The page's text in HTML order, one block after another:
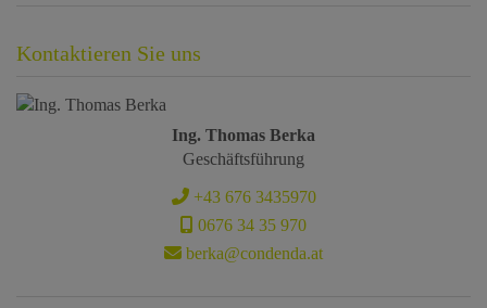
Kontaktieren Sie uns
Ing. Thomas Berka
Geschäftsführung
+43 676 3435970
0676 34 35 970
berka@condenda.at